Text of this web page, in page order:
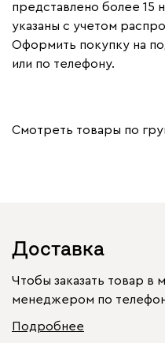
представлено более 15
указаны с учетом
Оформить покупку на
или по телефону.
Смотреть товары по
Доставка
Чтобы заказать товар в
менеджером по
Подробнее